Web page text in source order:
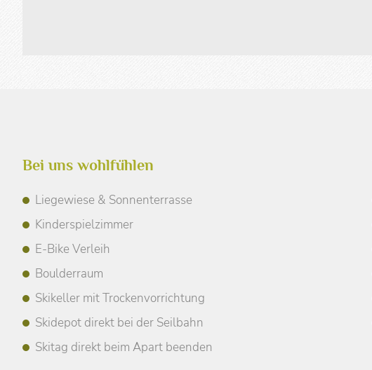
Bei uns wohlfühlen
Liegewiese & Sonnenterrasse
Kinderspielzimmer
E-Bike Verleih
Boulderraum
Skikeller mit Trockenvorrichtung
Skidepot direkt bei der Seilbahn
Skitag direkt beim Apart beenden